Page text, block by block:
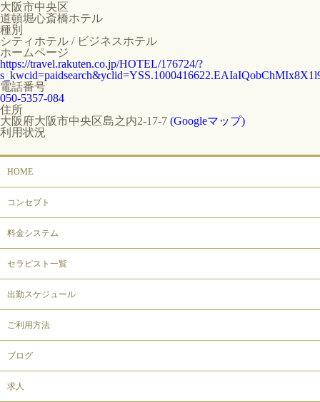
大阪市中央区
道頓堀心斎橋ホテル
種別
シティホテル / ビジネスホテル
ホームページ
https://travel.rakuten.co.jp/HOTEL/176724/?
電話番号
050-5357-084
住所
大阪府大阪市中央区島之内2-17-7 (Googleマップ)
利用状況
HOME
コンセプト
料金システム
セラピスト一覧
出勤スケジュール
ご利用方法
ブログ
求人